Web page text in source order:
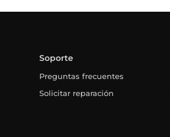
Soporte
Preguntas frecuentes
Solicitar reparación